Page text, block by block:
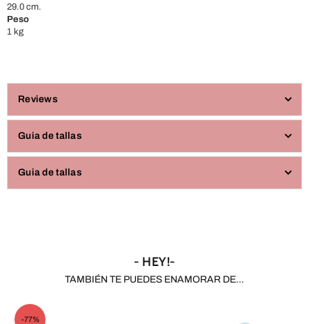
29.0 cm.
Peso
1 kg
Reviews
Guia de tallas
Guia de tallas
- HEY!-
TAMBIÉN TE PUEDES ENAMORAR DE...
-77%